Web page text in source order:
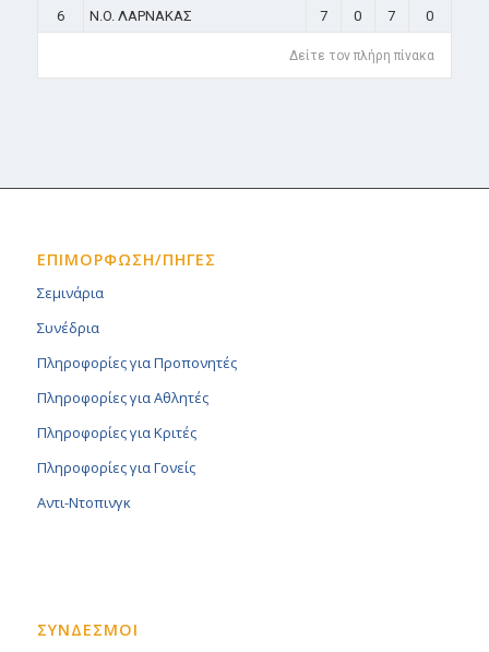
6
N.O. ΛΑΡΝΑΚΑΣ 7 0 7 0
Δείτε τον πλήρη πίνακα
ΕΠΙΜΟΡΦΩΣΗ/ΠΗΓΕΣ
Σεμινάρια
Συνέδρια
Πληροφορίες για Προπονητές
Πληροφορίες για Αθλητές
Πληροφορίες για Κριτές
Πληροφορίες για Γονείς
Αντι-Ντοπινγκ
ΣΥΝΔΕΣΜΟΙ